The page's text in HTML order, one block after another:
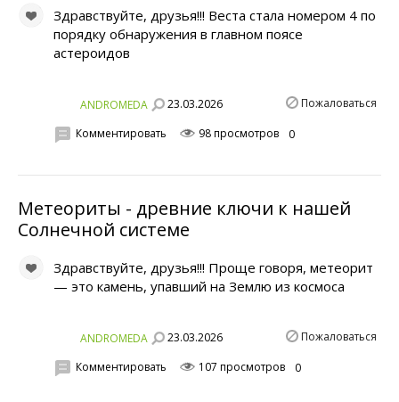
Здравствуйте, друзья!!! Веста стала номером 4 по
порядку обнаружения в главном поясе
астероидов
ANDROMEDA 23.03.2026 Пожаловаться
Комментировать 98 просмотров 0
Метеориты - древние ключи к нашей
Солнечной системе
Здравствуйте, друзья!!! Проще говоря, метеорит
— это камень, упавший на Землю из космоса
ANDROMEDA 23.03.2026 Пожаловаться
Комментировать 107 просмотров 0